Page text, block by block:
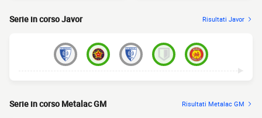
Serie in corso Javor Risultati Javor
Serie in corso Metalac GM Risultati Metalac GM